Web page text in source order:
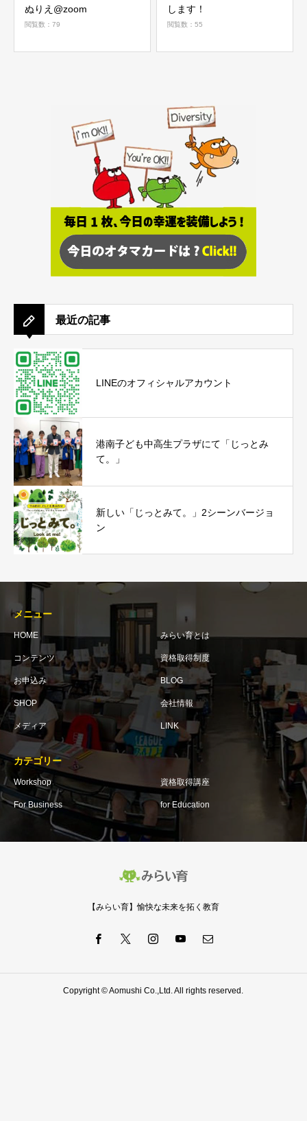
ぬりえ@zoom
閲覧数：79
します！
閲覧数：55
最近の記事
LINEのオフィシャルアカウント
港南子ども中高生プラザにて「じっとみ
て。」
新しい「じっとみて。」2シーンバージョ
ン
メニュー
HOME みらい育とは
コンテンツ 資格取得制度
お申込み BLOG
SHOP 会社情報
メディア LINK
カテゴリー
Workshop 資格取得講座
For Business for Education
【みらい育】愉快な未来を拓く教育
Copyright © Aomushi Co.,Ltd. All rights reserved.